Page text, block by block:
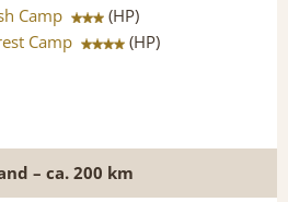
Camp
(HP)
Camp (HP)
– ca. 200 km